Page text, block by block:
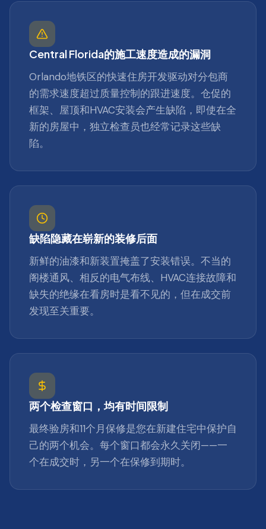
Central Florida的施工速度造成的漏洞
Orlando地铁区的快速住房开发驱动对分包商
的需求速度超过质量控制的跟进速度。仓促的
框架、屋顶和HVAC安装会产生缺陷，即使在全
新的房屋中，独立检查员也经常记录这些缺
陷。
缺陷隐藏在崭新的装修后面
新鲜的油漆和新装置掩盖了安装错误。不当的
阁楼通风、相反的电气布线、HVAC连接故障和
缺失的绝缘在看房时是看不见的，但在成交前
发现至关重要。
两个检查窗口，均有时间限制
最终验房和11个月保修是您在新建住宅中保护自
己的两个机会。每个窗口都会永久关闭——一
个在成交时，另一个在保修到期时。